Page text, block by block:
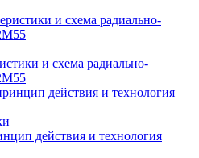
и схема радиально-
действия и технология